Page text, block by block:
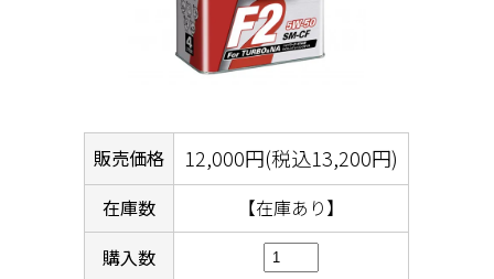
販売価格 12,000円(税込13,200円)
在庫数
【在庫あり】
購入数